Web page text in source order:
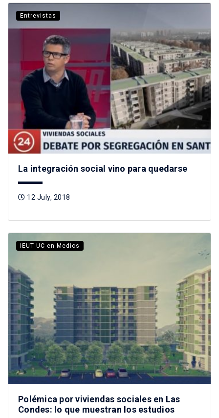
Entrevistas
La integración social vino para quedarse
12 July, 2018
IEUT UC en Medios
Polémica por viviendas sociales en Las
Condes: lo que muestran los estudios